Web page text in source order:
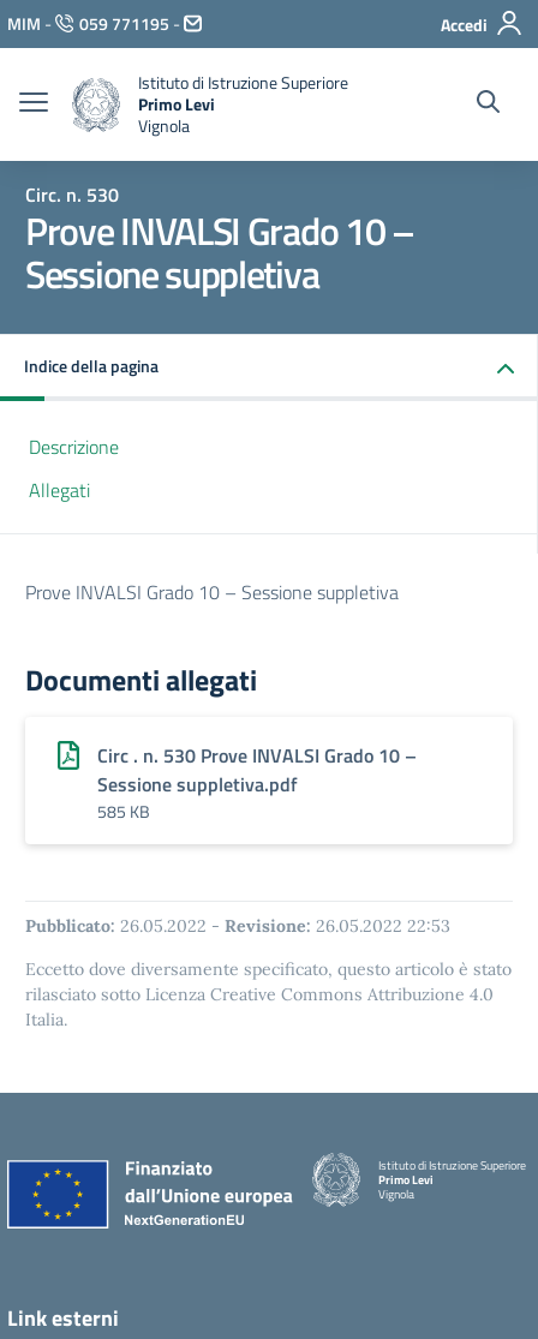
Vai ai contenuti
Vai al menu di navigazione
Vai al footer
MIM - 059 771195 - Accedi
Istituto di Istruzione Superiore
Primo Levi
Vignola
Circ. n. 530
Prove INVALSI Grado 10 –
Sessione suppletiva
Indice della pagina
Descrizione
Allegati
Prove INVALSI Grado 10 – Sessione suppletiva
Documenti allegati
Circ . n. 530 Prove INVALSI Grado 10 –
Sessione suppletiva.pdf
585 KB
Pubblicato: 26.05.2022 - Revisione: 26.05.2022 22:53
Eccetto dove diversamente specificato, questo articolo è stato
rilasciato sotto Licenza Creative Commons Attribuzione 4.0
Italia.
Istituto di Istruzione Superiore
Primo Levi
Vignola
Link esterni